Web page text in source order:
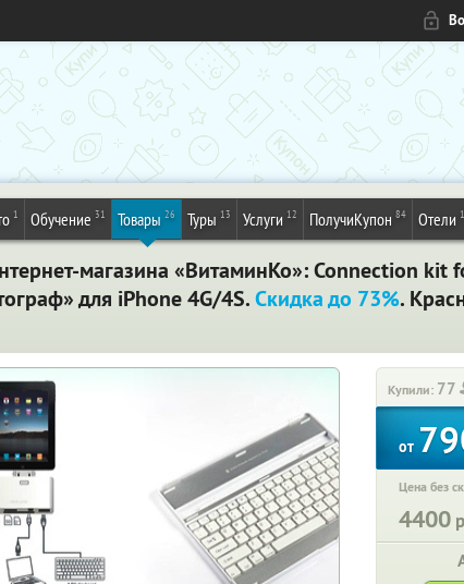
1 Обучение 31 Товары 26 Туры 13 Услуги 12 ПолучиКупон 84 Отели
магазина «ВитаминКо»: Connection kit
для iPhone 4G/4S.Скидка до 73%.
Купили: 77
от
Цена без
4400